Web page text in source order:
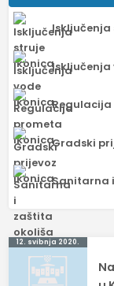
Isključenja
Isključenja
Gradski
Sanitarna
Navigacija
objava
12. svibnja 2020.